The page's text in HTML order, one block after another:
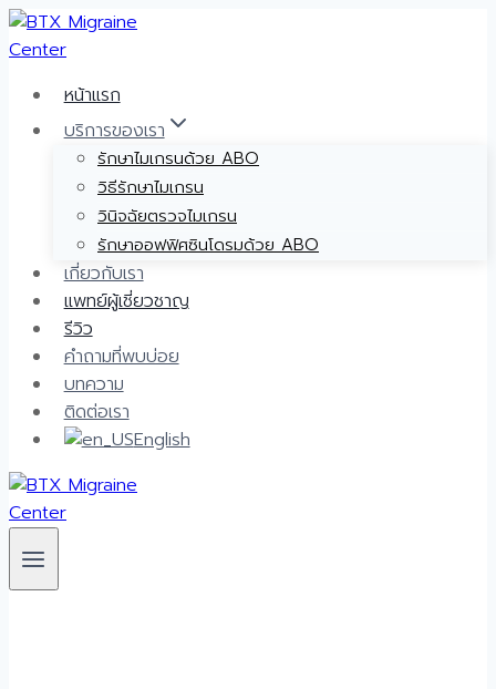
Skip
to
หน้าแรก
บริการของเรา
รักษาไมเกรนด้วย ABO
วิธีรักษาไมเกรน
วินิจฉัยตรวจไมเกรน
รักษาออฟฟิศซินโดรมด้วย ABO
เกี่ยวกับเรา
แพทย์ผู้เชี่ยวชาญ
รีวิว
คำถามที่พบบ่อย
บทความ
ติดต่อเรา
English